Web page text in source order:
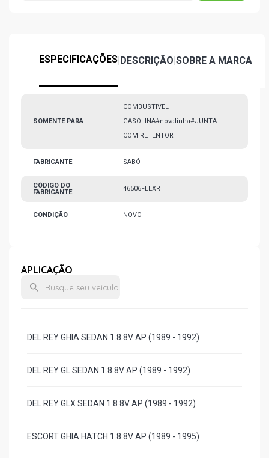
ESPECIFICAÇÕES|DESCRIÇÃO|SOBRE A MARCA
SOMENTE PARA
COMBUSTIVEL
GASOLINA#novalinha#JUNTA
COM RETENTOR
FABRICANTE SABÓ
CÓDIGO DO
FABRICANTE
46506FLEXR
CONDIÇÃO NOVO
APLICAÇÃO
DEL REY GHIA SEDAN 1.8 8V AP (1989 - 1992)
DEL REY GL SEDAN 1.8 8V AP (1989 - 1992)
DEL REY GLX SEDAN 1.8 8V AP (1989 - 1992)
ESCORT GHIA HATCH 1.8 8V AP (1989 - 1995)